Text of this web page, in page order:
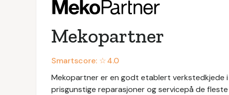
Mekopartner
Smartscore: ☆4.0
Mekopartner er en godt etablert verkstedkjede
prisgunstige reparasjoner og servicepå de